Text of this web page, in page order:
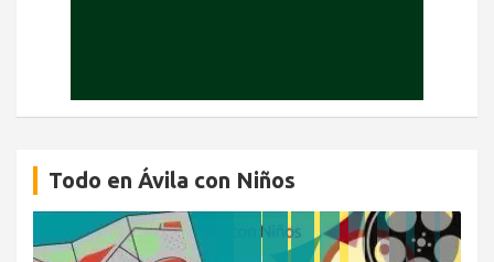
Todo en Ávila con Niños